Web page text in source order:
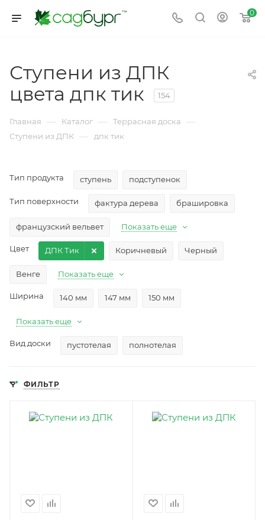
0
Ступени из ДПК
цвета дпк тик
154
Главная — Каталог — Террасная доска —
Ступени из ДПК — дпк тик
Тип продукта ступень подступенок
Тип поверхности фактура дерева брашировка
французский вельвет Показать еще
Цвет Коричневый Черный
Венге
ДПК Тик
Показать еще
Ширина 140 мм 147 мм 150 мм
Показать еще
Вид доски пустотелая полнотелая
ФИЛЬТР